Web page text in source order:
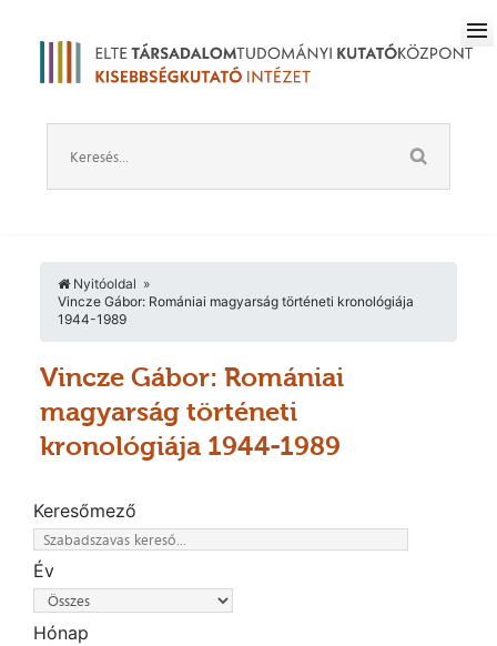
Nyitóoldal
Vincze Gábor: Romániai magyarság történeti kronológiája
1944-1989
Vincze Gábor: Romániai
magyarság történeti
kronológiája 1944-1989
Keresőmező
Év
Hónap